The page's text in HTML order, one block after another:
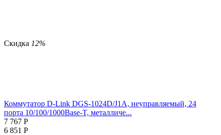
Скидка 12%
Коммутатор D-Link DGS-1024D/J1A, неуправляемый, 24
порта 10/100/1000Base-T, металличе...
7 767 Р
6 851 Р